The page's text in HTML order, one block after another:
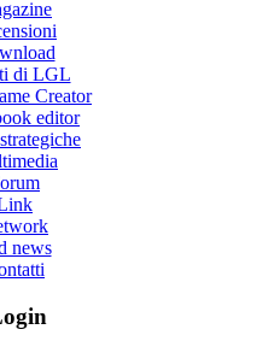
di LGL
Creator
editor
news